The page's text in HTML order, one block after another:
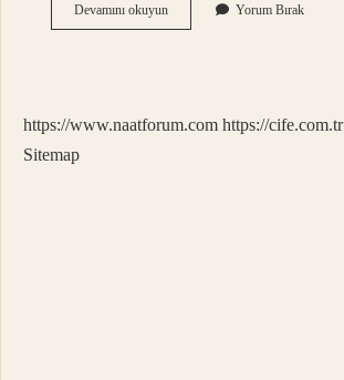
Devamını okuyunOrjinal
Şarj
Yorum Bırak
https://www.naatforum.com https://cife.com.tr
Sitemap